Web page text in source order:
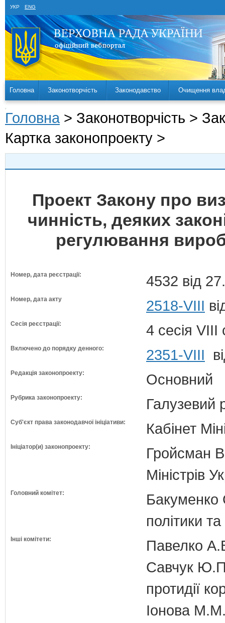
УКР ENG
Головна Законотворчість Законодавство Очищення
Головна > Законотворчість >
Картка законопроекту >
Проект Закону про
чинність, деяких
регулювання
Номер, дата реєстрації: 4532 від
Номер, дата акту 2518-VIII
Сесія реєстрації: 4 сесія VIII
Включено до порядку денного: 2351-VIII
Редакція законопроекту: Основний
Рубрика законопроекту: Галузевий
Суб'єкт права законодавчої ініціативи: Кабінет
Ініціатор(и) законопроекту:
Гройсман
Міністрів
Головний комітет:
Бакуменко
політики
Інші комітети:
Павелко
Савчук Ю.П.
протидії
Іонова М.М.